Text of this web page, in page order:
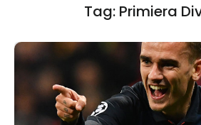
Tag: Primiera